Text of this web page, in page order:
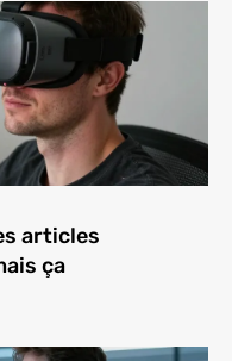
articles
ça